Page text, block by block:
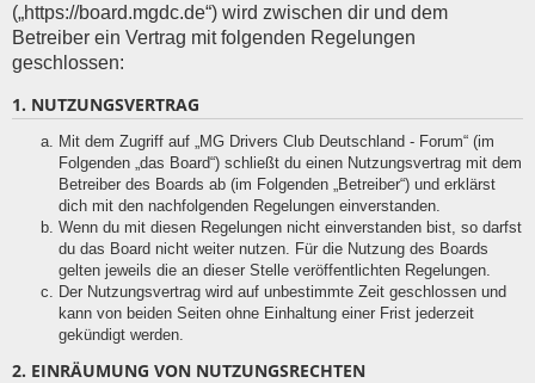
(„https://board.mgdc.de“) wird zwischen dir und dem
Betreiber ein Vertrag mit folgenden Regelungen
geschlossen:
1. NUTZUNGSVERTRAG
Mit dem Zugriff auf „MG Drivers Club Deutschland - Forum“ (im
Folgenden „das Board“) schließt du einen Nutzungsvertrag mit dem
Betreiber des Boards ab (im Folgenden „Betreiber“) und erklärst
dich mit den nachfolgenden Regelungen einverstanden.
Wenn du mit diesen Regelungen nicht einverstanden bist, so darfst
du das Board nicht weiter nutzen. Für die Nutzung des Boards
gelten jeweils die an dieser Stelle veröffentlichten Regelungen.
Der Nutzungsvertrag wird auf unbestimmte Zeit geschlossen und
kann von beiden Seiten ohne Einhaltung einer Frist jederzeit
gekündigt werden.
2. EINRÄUMUNG VON NUTZUNGSRECHTEN